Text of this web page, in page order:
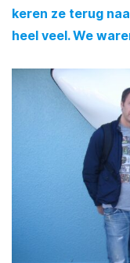
keren ze terug
heel veel. We